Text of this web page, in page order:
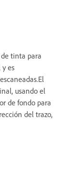
tinta para
es
usando el
de fondo para
del trazo,